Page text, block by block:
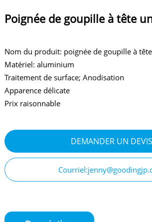
Poignée de goupille à tête
Nom du produit: poignée de goupille à
Matériel: aluminium
Traitement de surface; Anodisation
Apparence délicate
Prix raisonnable
DEMANDER UN DEVIS